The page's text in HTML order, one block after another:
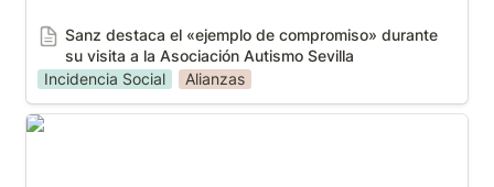
Sanz destaca el «ejemplo de compromiso» durante
su visita a la Asociación Autismo Sevilla
Incidencia Social
Alianzas
Casi 2.000 personas celebran los 25 años de la Gala